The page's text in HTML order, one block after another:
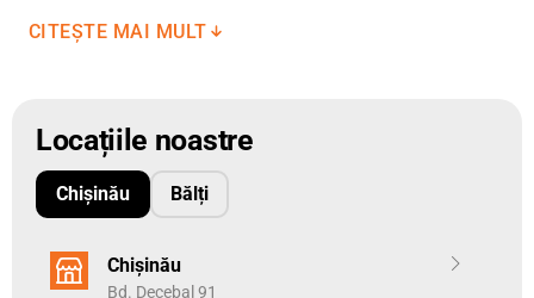
Inspirate de calcarul autentic, acestea se remarcă prin
detalii și dungi subtile, care le conferă un aspect realist și
un caracter unic.
Structură Subtilă
Grație tehnologiei avansate de producție, panourile Ribeira
Silver imită structura calcarului real. Abundența detaliilor
creează o senzație de adâncime și autenticitate, aducând
CITEȘTE MAI MULT
Locațiile noastre
Chișinău Bălți
Chișinău
Bd. Decebal 91